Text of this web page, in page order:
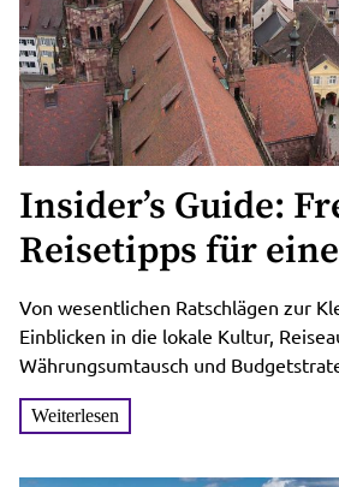
Insider’s Guide:
Reisetipps für eine
unvergessliche
Von wesentlichen Ratschlägen zur
Einblicken in die lokale Kultur,
Währungsumtausch und
Ihnen alle Informationen
Weiterlesen